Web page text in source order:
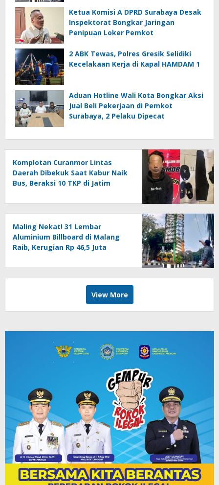
Ketua Komisi A DPRD Surabaya Desak
Inspektorat Bongkar Jaringan
Penipuan Loker Pemkot
2 ABK Tewas, Polres Gresik Selidiki
Kecelakaan Kerja di Kapal HAMDAM 1
Aduan Hotline Wali Kota Bongkar Aksi
Jual Beli Pekerjaan di Pemkot
Surabaya, 2 Pelaku Dipecat
Komplotan Curanmor Lintas
Daerah Dibekuk Saat Kabur Naik
Bus, Beraksi 10 TKP di Jatim
Maling Nekat! 31 Lembar
Aluminium Billboard di Malang
Raib, Kerugian Rp 46,5 Juta
View More